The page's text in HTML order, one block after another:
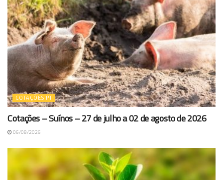
COTAÇÕES PT
Cotações – Suínos – 27 de julho a 02 de agosto de 2026
06/08/2026